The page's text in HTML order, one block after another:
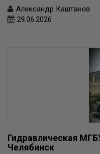
Александр Каштанов
29.06.2026
Гидравлическая
Челябинск